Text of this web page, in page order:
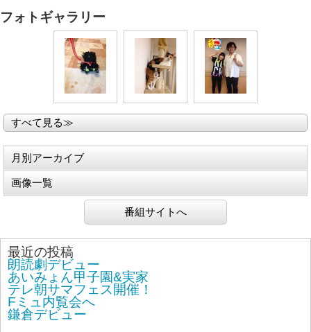
フォトギャラリー
すべて見る≫
月別アーカイブ
画像一覧
番組サイトへ
最近の投稿
朗読劇デビュー
あいみょん甲子園&実家
テレ朝サマフェス開催！
Fミュ内覧会へ
鎌倉デビュー